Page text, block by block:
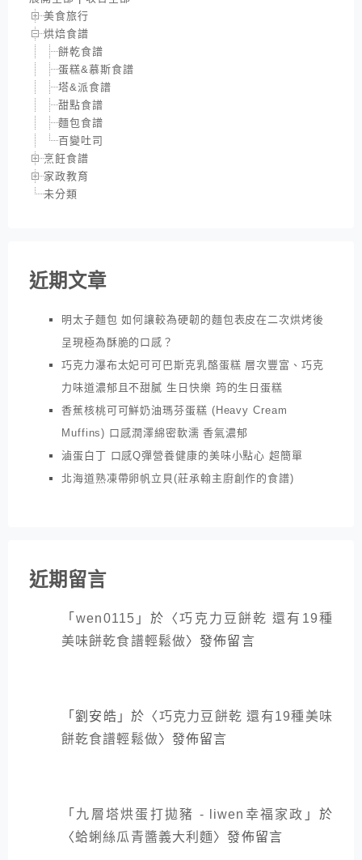
美食旅行
烘焙食譜
餅乾食譜
蛋糕&慕斯食譜
塔&派食譜
甜點食譜
麵包食譜
百變吐司
烹飪食譜
家政教育
未分類
近期文章
明太子麵包 如何讓較為硬韌的麵包表皮在二次烘烤後
呈現極為酥脆的口感？
巧克力瀑布太妃可可巴斯克乳酪蛋糕 層次豐富、巧克
力味道濃郁且不甜膩 生日快樂 筠的生日蛋糕
香蕉核桃可可鮮奶油瑪芬蛋糕 (Heavy Cream
Muffins) 口感潤澤綿密軟濡 香氣濃郁
滷蛋白丁 口感Q彈營養健康的美味小點心 超簡單
北海道熟凍帶卵帆立貝(莊承翰主廚創作的食譜)
近期留言
「wen0115 」於〈巧克力豆餅乾 還有19種
美味餅乾食譜輕鬆做〉發佈留言
「劉安皓 」於〈巧克力豆餅乾 還有19種美味
餅乾食譜輕鬆做〉發佈留言
「 九層塔烘蛋打拋豬 - liwen幸福家政 」於
〈蛤蜊絲瓜青醬義大利麵〉發佈留言